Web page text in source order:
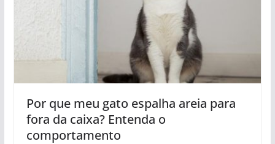
Por que meu gato espalha areia para
fora da caixa? Entenda o
comportamento